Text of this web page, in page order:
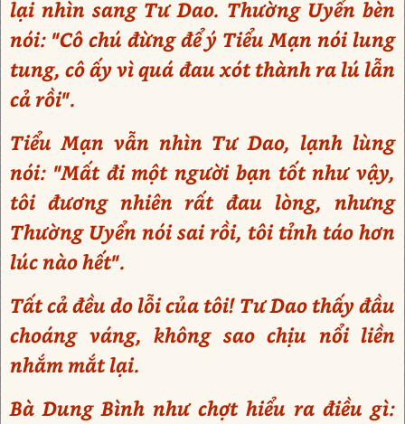
lại nhìn sang Tư Dao. Thường Uyển bèn
nói: "Cô chú đừng để ý Tiểu Mạn nói lung
tung, cô ấy vì quá đau xót thành ra lú lẫn
cả rồi".
Tiểu Mạn vẫn nhìn Tư Dao, lạnh lùng
nói: "Mất đi một người bạn tốt như vậy,
tôi đương nhiên rất đau lòng, nhưng
Thường Uyển nói sai rồi, tôi tỉnh táo hơn
lúc nào hết".
Tất cả đều do lỗi của tôi! Tư Dao thấy đầu
choáng váng, không sao chịu nổi liền
nhắm mắt lại.
Bà Dung Bình như chợt hiểu ra điều gì: